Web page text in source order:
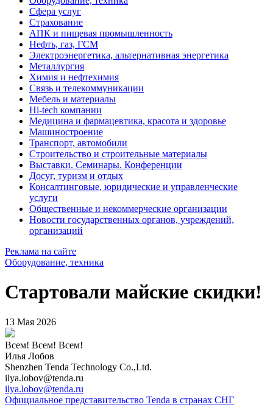
Сфера услуг
Страхование
АПК и пищевая промышленность
Нефть, газ, ГСМ
Электроэнергетика, альтернативная энергетика
Металлургия
Химия и нефтехимия
Связь и телекоммуникации
Мебель и материалы
Hi-tech компании
Медицина и фармацевтика, красота и здоровье
Машиностроение
Транспорт, автомобили
Строительство и строительные материалы
Выставки. Семинары. Конференции
Досуг, туризм и отдых
Консалтинговые, юридические и управленческие
услуги
Общественные и некоммерческие организации
Новости государственных органов, учреждений,
организаций
Реклама на сайте
Оборудование, техника
Стартовали майские скидки!
13 Мая 2026
Всем! Всем! Всем!
Илья Лобов
Shenzhen Tenda Technology Co.,Ltd.
ilya.lobov@tenda.ru
ilya.lobov@tenda.ru
Официальное представительство Tenda в странах СНГ